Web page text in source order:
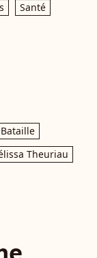
Santé
Theuriau